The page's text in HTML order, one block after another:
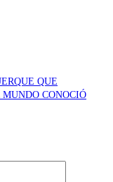
QUE
CONOCIÓ